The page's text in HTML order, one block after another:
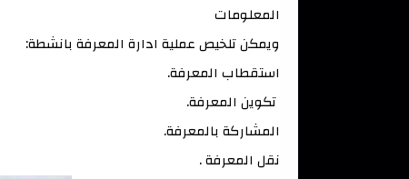
المعلومات
ويمكن تلخيص عملية ادارة المعرفة بانشطة:
استقطاب المعرفة.
المشاركة بالمعرفة.
نقل المعرفة .